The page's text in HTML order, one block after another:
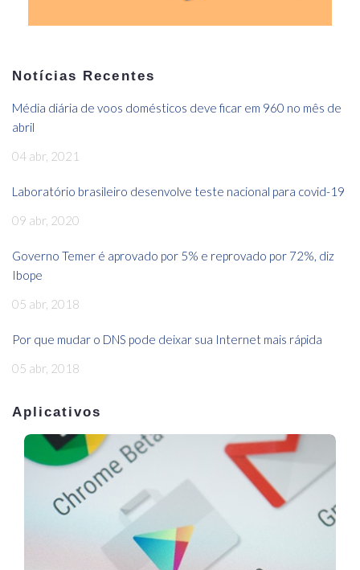
Notícias Recentes
Média diária de voos domésticos deve ficar em 960 no mês de
abril
04 abr, 2021
Laboratório brasileiro desenvolve teste nacional para covid-19
09 abr, 2020
Governo Temer é aprovado por 5% e reprovado por 72%, diz
Ibope
05 abr, 2018
Por que mudar o DNS pode deixar sua Internet mais rápida
05 abr, 2018
Aplicativos